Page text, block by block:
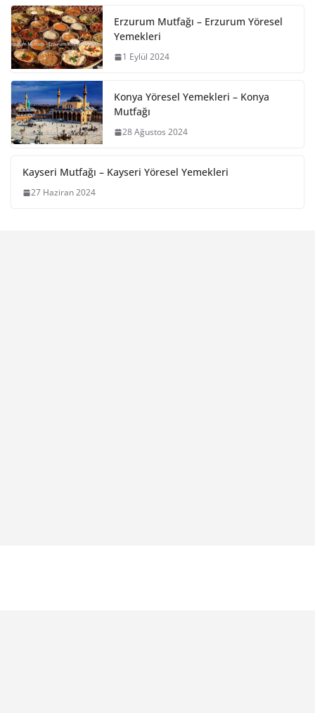
Erzurum Mutfağı – Erzurum Yöresel
Yemekleri
1 Eylül 2024
Konya Yöresel Yemekleri – Konya
Mutfağı
28 Ağustos 2024
Kayseri Mutfağı – Kayseri Yöresel Yemekleri
27 Haziran 2024